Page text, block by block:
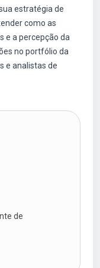
estratégia de
como as
e a percepção da
no portfólio da
e analistas de
de